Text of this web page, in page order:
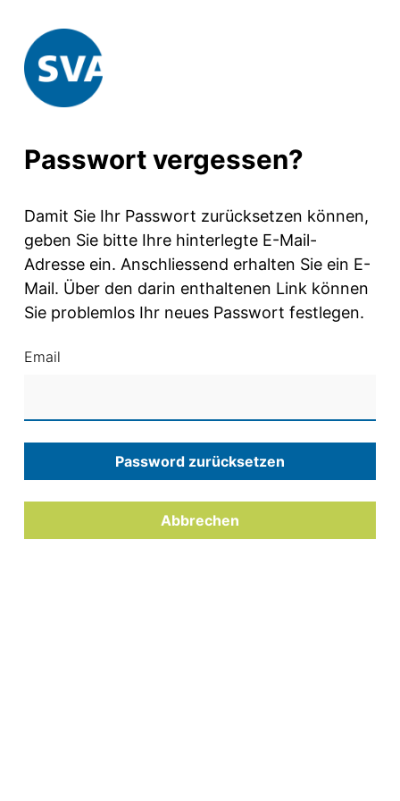
Passwort vergessen?
Damit Sie Ihr Passwort zurücksetzen können,
geben Sie bitte Ihre hinterlegte E-Mail-
Adresse ein. Anschliessend erhalten Sie ein E-
Mail. Über den darin enthaltenen Link können
Sie problemlos Ihr neues Passwort festlegen.
Email
Password zurücksetzen
Abbrechen